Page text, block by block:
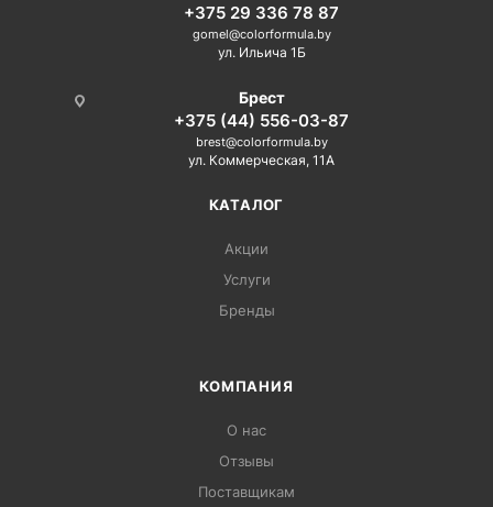
+375 29 336 78 87
gomel@colorformula.by
ул. Ильича 1Б
Брест
+375 (44) 556-03-87
brest@colorformula.by
ул. Коммерческая, 11А
КАТАЛОГ
Акции
Услуги
Бренды
КОМПАНИЯ
О нас
Отзывы
Поставщикам